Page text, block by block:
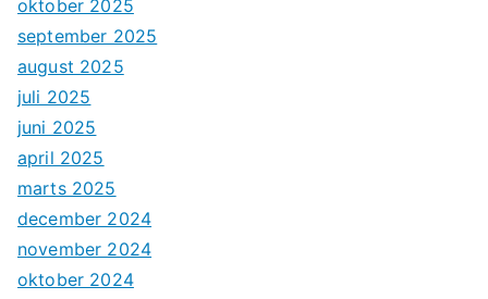
oktober 2025
september 2025
august 2025
juli 2025
juni 2025
april 2025
marts 2025
december 2024
november 2024
oktober 2024